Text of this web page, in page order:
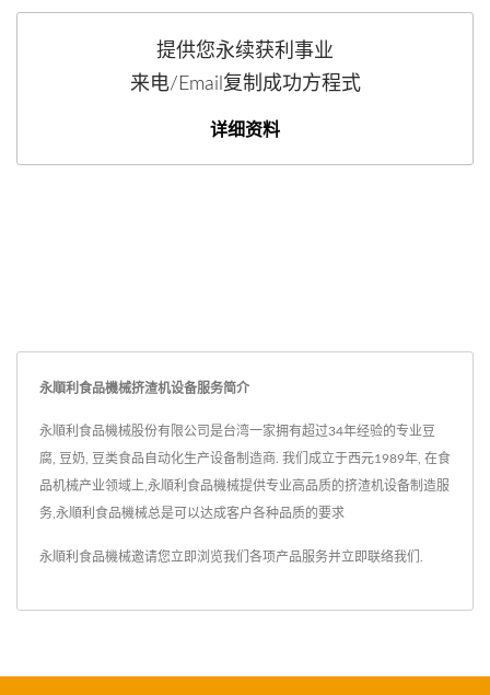
提供您永续获利事业
来电/Email复制成功方程式
详细资料
永順利食品機械挤渣机设备服务简介
永順利食品機械股份有限公司是台湾一家拥有超过34年经验的专业豆
腐, 豆奶, 豆类食品自动化生产设备制造商. 我们成立于西元1989年, 在食
品机械产业领域上,永順利食品機械提供专业高品质的挤渣机设备制造服
务,永順利食品機械总是可以达成客户各种品质的要求
永順利食品機械邀请您立即浏览我们各项产品服务并立即联络我们 .